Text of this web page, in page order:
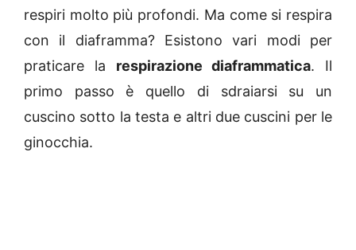
respiri molto più profondi. Ma come si respira
con il diaframma? Esistono vari modi per
praticare la respirazione diaframmatica. Il
primo passo è quello di sdraiarsi su un
cuscino sotto la testa e altri due cuscini per le
ginocchia.